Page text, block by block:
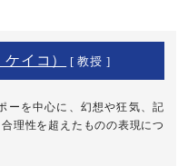
イコ） [ 教授 ]
ーを中心に、幻想や狂気、記
理性を超えたものの表現につ